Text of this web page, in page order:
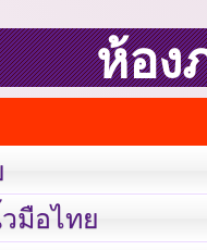
ห้อง
มือไทย